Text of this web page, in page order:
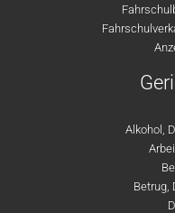
Alkohol,
Betrug,